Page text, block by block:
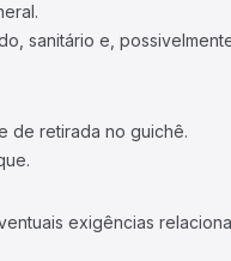
sanitário e,
de retirada no guichê.
exigências